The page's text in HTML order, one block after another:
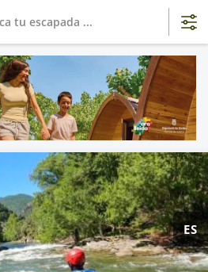
ES
tu escapada ...